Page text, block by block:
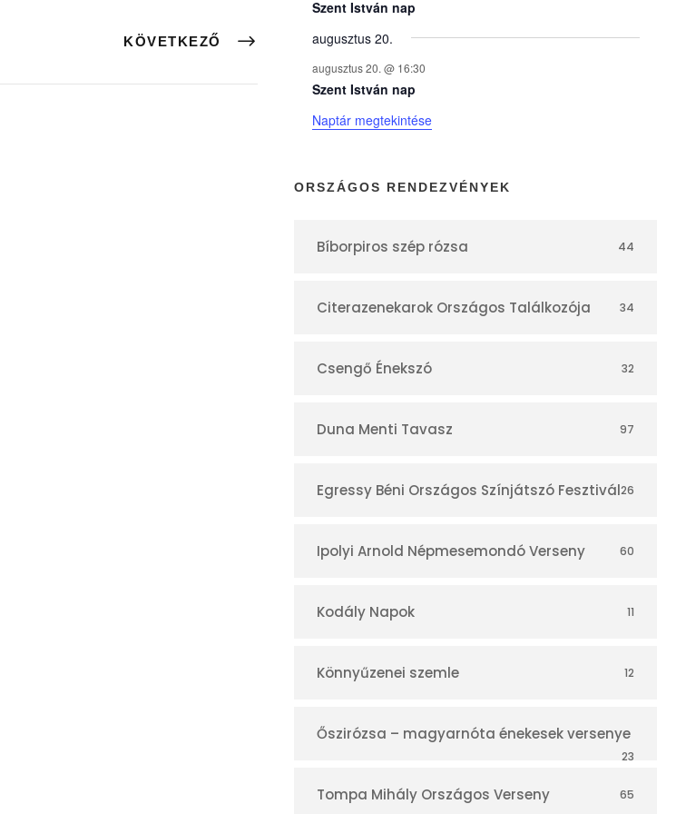
KÖVETKEZŐ
y
e
k
n
a
á
r
Szent István nap
augusztus 20.
augusztus 20. @ 16:30
Szent István nap
Naptár megtekintése
ORSZÁGOS RENDEZVÉNYEK
Bíborpiros szép rózsa 44
Citerazenekarok Országos Találkozója 34
Csengő Énekszó 32
Duna Menti Tavasz 97
Egressy Béni Országos Színjátszó Fesztivál26
Ipolyi Arnold Népmesemondó Verseny 60
Kodály Napok 11
Könnyűzenei szemle 12
Őszirózsa – magyarnóta énekesek versenye
23
Tompa Mihály Országos Verseny 65